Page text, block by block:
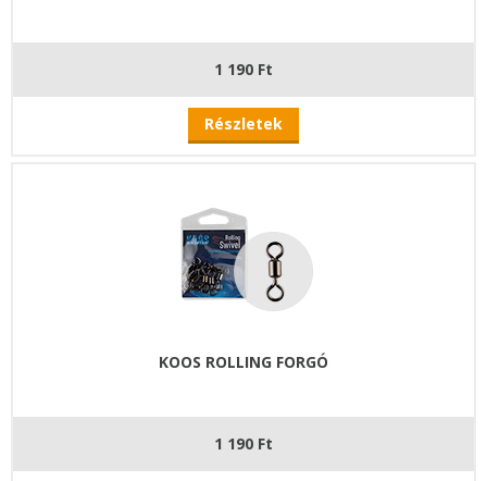
1 190 Ft
Részletek
KOOS ROLLING FORGÓ
1 190 Ft